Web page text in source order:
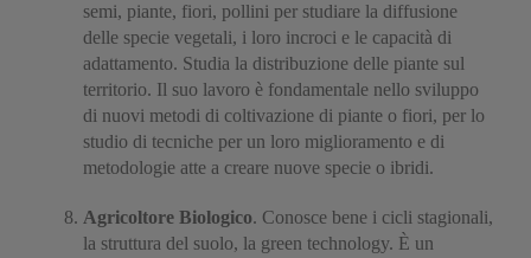
semi, piante, fiori, pollini per studiare la diffusione
delle specie vegetali, i loro incroci e le capacità di
adattamento. Studia la distribuzione delle piante sul
territorio. Il suo lavoro è fondamentale nello sviluppo
di nuovi metodi di coltivazione di piante o fiori, per lo
studio di tecniche per un loro miglioramento e di
metodologie atte a creare nuove specie o ibridi.
Agricoltore Biologico. Conosce bene i cicli stagionali,
la struttura del suolo, la green technology. È un